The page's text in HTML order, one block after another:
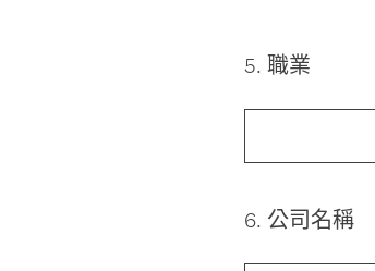
Question
5. 職業
Question
6. 公司名稱